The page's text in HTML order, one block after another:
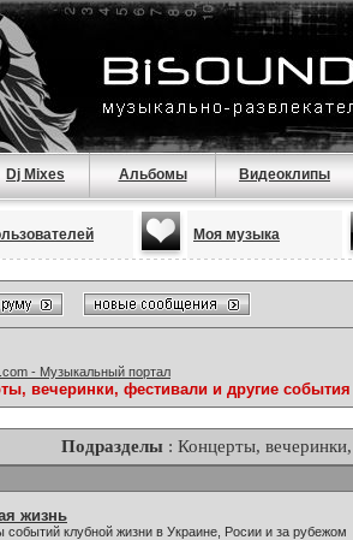
Dj Mixes Альбомы Видеоклипы
Моя музыка
- Музыкальный портал
вечеринки, фестивали и другие события
Подразделы: Концерты,
жизнь
событий клубной жизни в Украине, Росии и за рубежом